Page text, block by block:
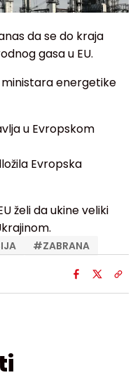
da se do kraja
gasa u EU.
ministara energetike
u Evropskom
Evropska
želi da ukine veliki
#ZABRANA